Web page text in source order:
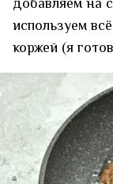
добавляем на
используем
коржей (я